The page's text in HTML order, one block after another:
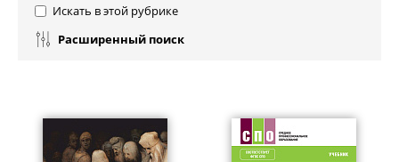
Искать в этой рубрике
Расширенный поиск